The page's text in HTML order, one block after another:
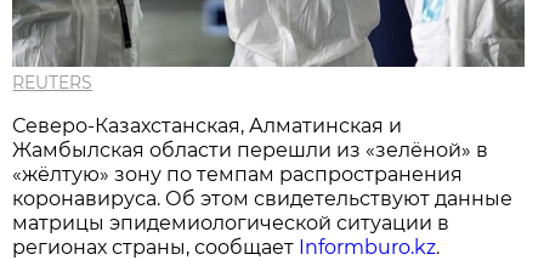
REUTERS
Северо-Казахстанская, Алматинская и
Жамбылская области перешли из «зелёной» в
«жёлтую» зону по темпам распространения
коронавируса. Об этом свидетельствуют данные
матрицы эпидемиологической ситуации в
регионах страны, сообщает Informburo.kz.